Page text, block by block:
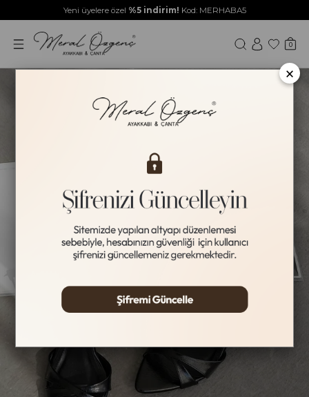
Yeni üyelere özel %5 indirim! Kod: MERHABA5
0
×